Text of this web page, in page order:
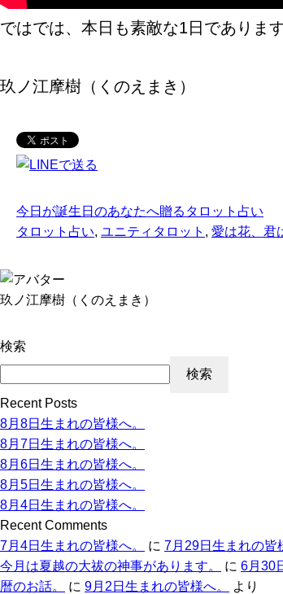
ではでは、本日も素敵な1日であります
玖ノ江摩樹（くのえまき）
今日が誕生日のあなたへ贈るタロット占い
タロット占い, ユニティタロット , 愛は花、君
玖ノ江摩樹（くのえまき）
検索
検索
Recent Posts
8月8日生まれの皆様へ。
8月7日生まれの皆様へ。
8月6日生まれの皆様へ。
8月5日生まれの皆様へ。
8月4日生まれの皆様へ。
Recent Comments
7月4日生まれの皆様へ。
に 7月29日生まれの皆
今月は夏越の大祓の神事があります。
に 6月30
暦のお話。
に 9月2日生まれの皆様へ。 より